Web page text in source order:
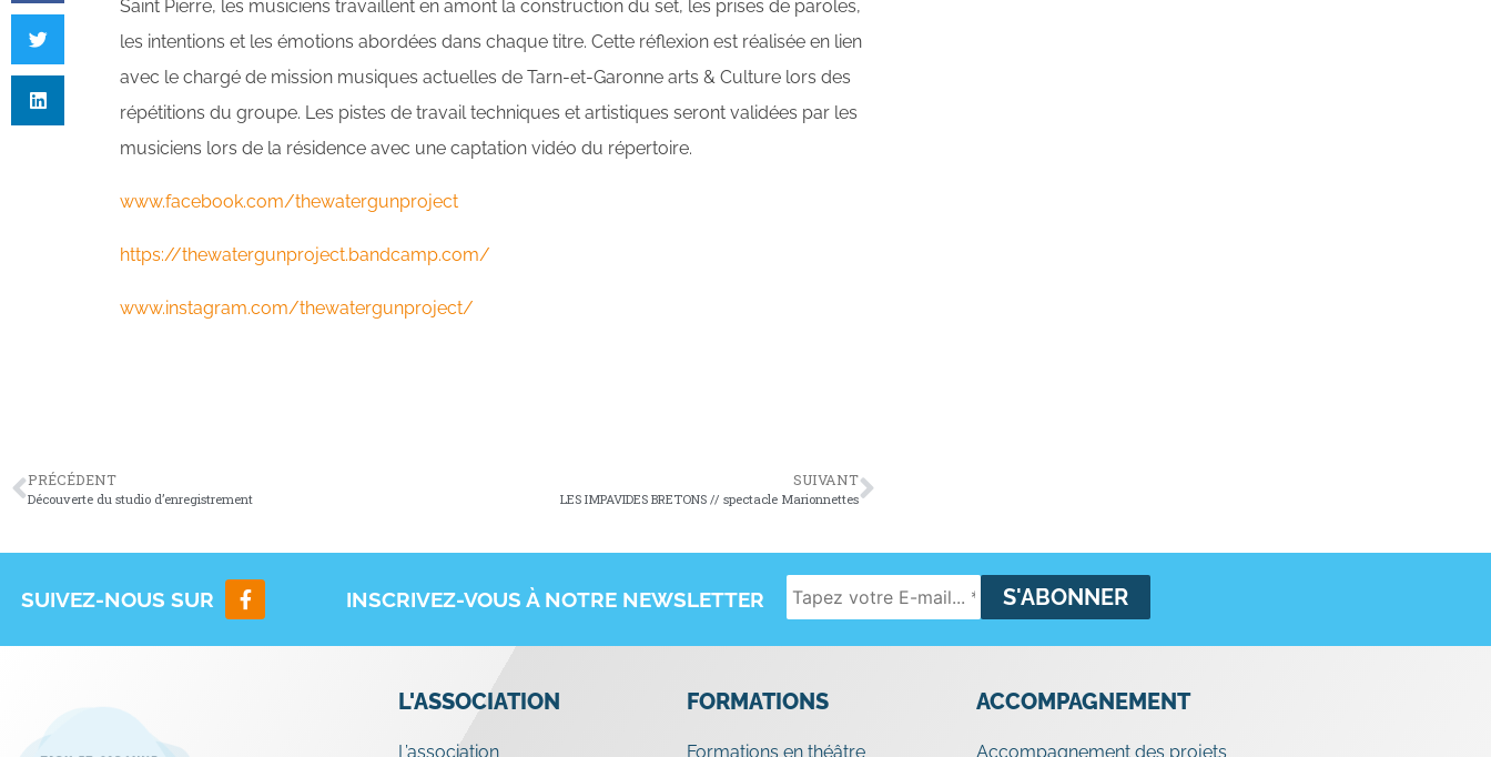
Saint Pierre, les musiciens travaillent en amont la construction du set, les prises de paroles,
les intentions et les émotions abordées dans chaque titre. Cette réflexion est réalisée en lien
avec le chargé de mission musiques actuelles de Tarn-et-Garonne arts & Culture lors des
répétitions du groupe. Les pistes de travail techniques et artistiques seront validées par les
musiciens lors de la résidence avec une captation vidéo du répertoire.
www.facebook.com/thewatergunproject
https://thewatergunproject.bandcamp.com/
www.instagram.com/thewatergunproject/
PRÉCÉDENT
Découverte du studio d’enregistrement
SUIVANT
LES IMPAVIDES BRETONS // spectacle Marionnettes
SUIVEZ-NOUS SUR INSCRIVEZ-VOUS À NOTRE NEWSLETTER
L'ASSOCIATION
L’association
FORMATIONS
Formations en théâtre
ACCOMPAGNEMENT
Accompagnement des projets